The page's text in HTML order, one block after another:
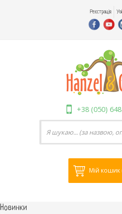
Реєстрація
+38 (050)
Мій кошик
Новинки